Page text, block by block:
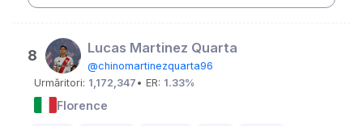
8 Lucas Martinez Quarta
@chinomartinezquarta96
Urmăritori: 1,172,347 • ER: 1.33%
Florence